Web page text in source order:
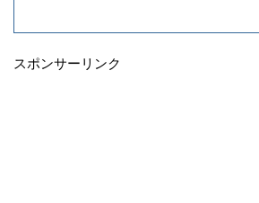
スポンサーリンク